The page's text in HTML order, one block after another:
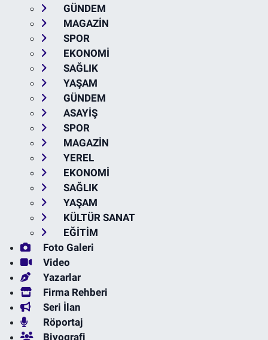
GÜNDEM
MAGAZİN
SPOR
EKONOMİ
SAĞLIK
YAŞAM
GÜNDEM
ASAYİŞ
SPOR
MAGAZİN
YEREL
EKONOMİ
SAĞLIK
YAŞAM
KÜLTÜR SANAT
EĞİTİM
Foto Galeri
Video
Yazarlar
Firma Rehberi
Seri İlan
Röportaj
Biyografi